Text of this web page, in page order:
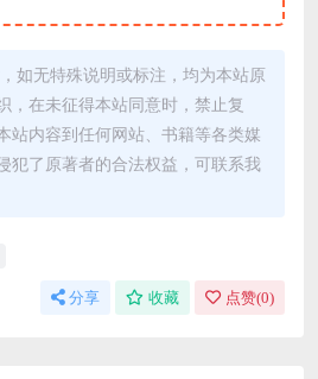
如无特殊说明或标注，均为本站原
，在未征得本站同意时，禁止复
站内容到任何网站、书籍等各类媒
犯了原著者的合法权益，可联系我
分享 收藏 点赞(0)